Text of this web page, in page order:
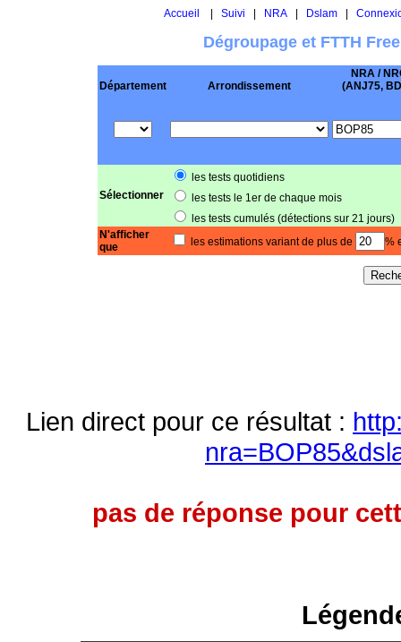
Accueil Suivi NRA| Dslam|
Dégroupage et FTTH
Département Arrondissement
NRA /
(ANJ75,
Sélectionner
les tests quotidiens
les tests le 1er de chaque mois
les tests cumulés (détections sur 21 jours)
N'afficher
que
les estimations variant de plus de %
Lien direct pour ce résultat :
pas de réponse pour